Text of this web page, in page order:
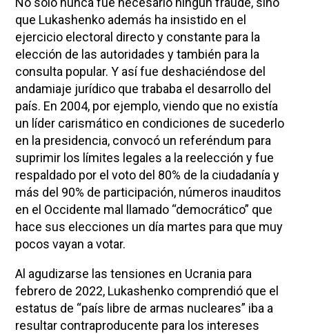
que Lukashenko además ha insistido en el
ejercicio electoral directo y constante para la
elección de las autoridades y también para la
consulta popular. Y así fue deshaciéndose del
andamiaje jurídico que trababa el desarrollo del
país. En 2004, por ejemplo, viendo que no existía
un líder carismático en condiciones de sucederlo
en la presidencia, convocó un referéndum para
suprimir los límites legales a la reelección y fue
respaldado por el voto del 80% de la ciudadanía y
más del 90% de participación, números inauditos
en el Occidente mal llamado “democrático” que
hace sus elecciones un día martes para que muy
pocos vayan a votar.
Al agudizarse las tensiones en Ucrania para
febrero de 2022, Lukashenko comprendió que el
estatus de “país libre de armas nucleares” iba a
resultar contraproducente para los intereses